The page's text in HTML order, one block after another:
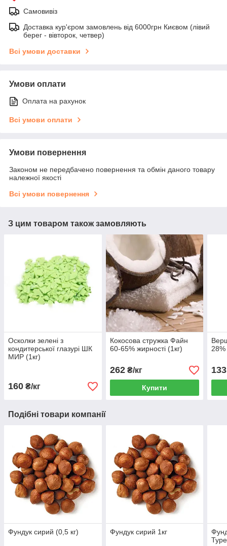
Самовивіз
Доставка кур'єром замовлень від 6000грн Києвом (лівий
берег - вівторок, четвер)
Всі умови доставки
Умови оплати
Оплата на рахунок
Всі умови оплати
Умови повернення
Законом не передбачено повернення та обмін даного товару
належної якості
Всі умови повернення
З цим товаром також замовляють
Осколки зелені з
кондитерської глазурі ШК
МИР (1кг)
160 ₴/кг
Кокосова стружка Файн
60-65% жирності (1кг)
262₴/кг
Купити
133
Подібні товари компанії
Фундук сирий (0,5 кг) Фундук сирий 1кг